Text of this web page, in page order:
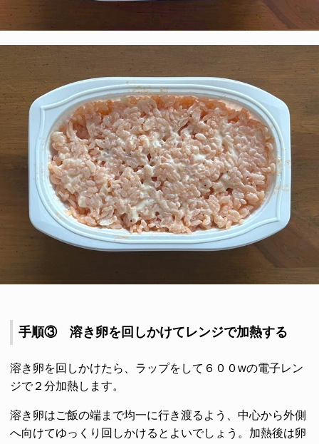
手順③ 溶き卵を回しかけてレンジで加熱する
溶き卵を回しかけたら、ラップをして６００wの電子レン
ジで２分加熱します。
溶き卵はご飯の端まで均一に行き渡るよう、中心から外側
へ向けてゆっくり回しかけるとよいでしょう。加熱後は卵